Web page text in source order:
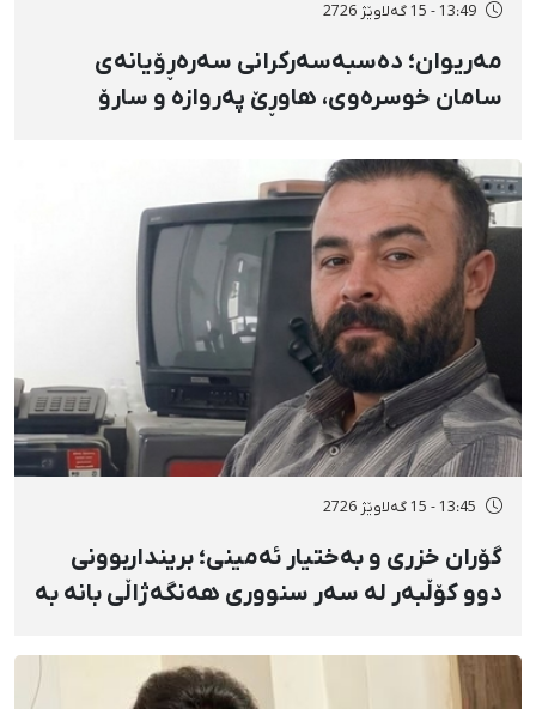
13:49 - 15 گەلاوێژ 2726
مەریوان؛ دەسبەسەرکرانی سەرەڕۆیانەی
سامان خوسرەوی، هاوڕێ پەروازە و سارۆ
گواستنەوەیان بۆ شوێنێکی نادیار
13:45 - 15 گەلاوێژ 2726
گۆران خزری و بەختیار ئەمینی؛ برینداربوونی
دوو کۆڵبەر لە سەر سنووری هەنگەژاڵی بانه بە
تەقینەوەی مین